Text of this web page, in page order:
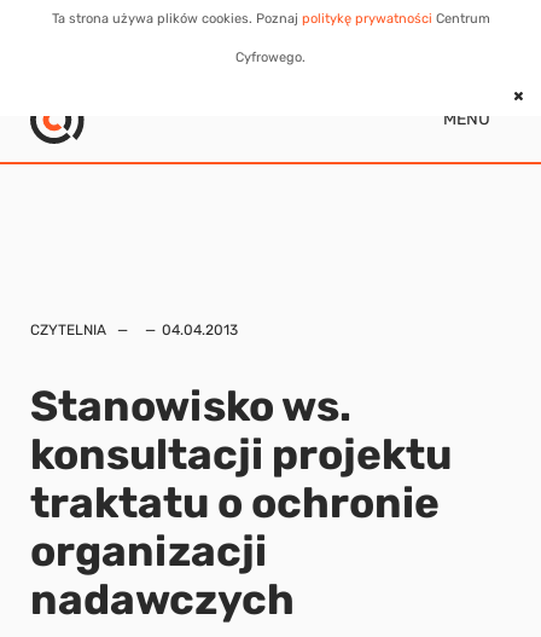
Ta strona używa plików cookies. Poznaj politykę prywatności Centrum
Cyfrowego.
MENU
CZYTELNIA 04.04.2013
Stanowisko ws.
konsultacji projektu
traktatu o ochronie
organizacji
nadawczych